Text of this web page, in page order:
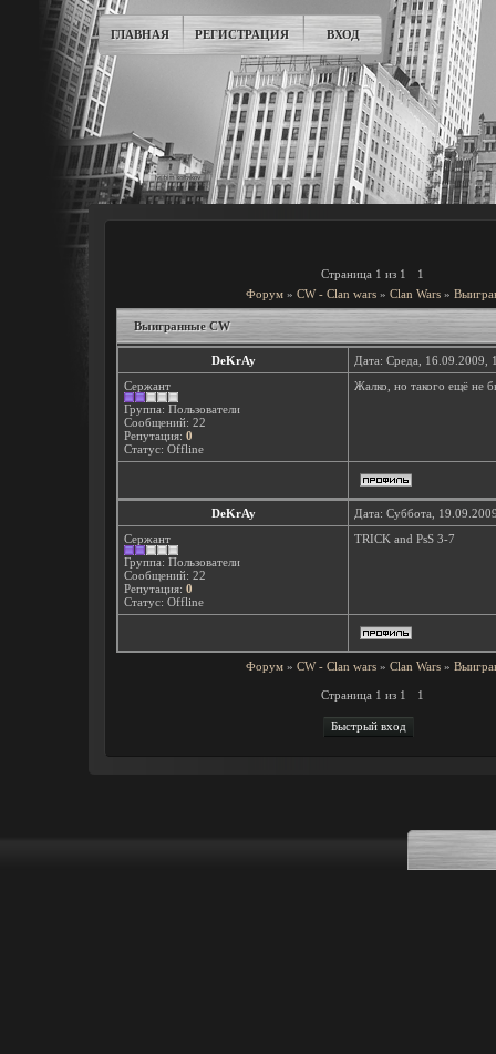
ГЛАВНАЯ РЕГИСТРАЦИЯ ВХОД
Страница 1 из 1
1
Форум » CW - Clan wars » Clan Wars »
Выигранные CW
DeKrAy
Дата: Среда,
Сержант
Группа: Пользователи
Сообщений: 22
Репутация: 0
Статус: Offline
Жалко, но такого ещё не
DeKrAy
Дата: Суббота,
Сержант
Группа: Пользователи
Сообщений: 22
Репутация: 0
Статус: Offline
TRICK and PsS 3-7
Форум » CW - Clan wars » Clan Wars »
Страница 1 из 1 1